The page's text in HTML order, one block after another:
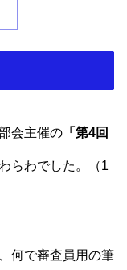
会主催の 「第4回
らわでした。（1
何で審査員用の筆